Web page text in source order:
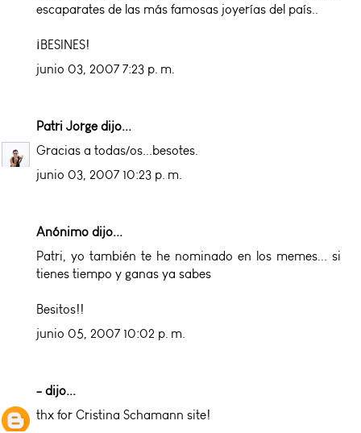
escaparates de las más famosas joyerías del país..
¡BESINES!
junio 03, 2007 7:23 p. m.
Patri Jorgedijo...
Gracias a todas/os...besotes.
junio 03, 2007 10:23 p. m.
Anónimo dijo...
Patri, yo también te he nominado en los memes... si
tienes tiempo y ganas ya sabes
Besitos!!
junio 05, 2007 10:02 p. m.
- dijo...
thx for Cristina Schamann site!